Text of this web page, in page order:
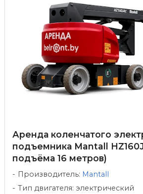
Аренда коленчатого
подъемника Mantall
подъёма 16 метров)
Производитель: Mantall
Тип двигателя: электрический